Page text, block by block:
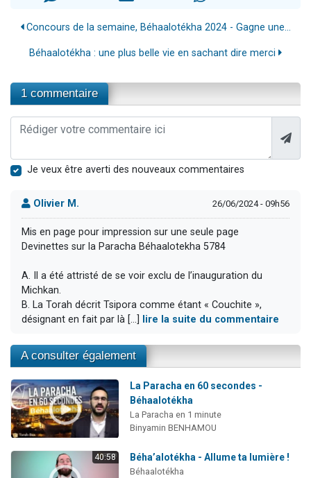
Concours de la semaine, Béhaalotékha 2024 - Gagne une...
Béhaalotékha : une plus belle vie en sachant dire merci
1 commentaire
Je veux être averti des nouveaux commentaires
Olivier M. 26/06/2024 - 09h56
Mis en page pour impression sur une seule page
Devinettes sur la Paracha Béhaalotekha 5784
A. Il a été attristé de se voir exclu de l’inauguration du
Michkan.
B. La Torah décrit Tsipora comme étant « Couchite »,
désignant en fait par là [...] lire la suite du commentaire
A consulter également
La Paracha en 60 secondes -
Béhaalotékha
La Paracha en 1 minute
Binyamin BENHAMOU
40:58 Béha’alotékha - Allume ta lumière !
Béhaalotékha